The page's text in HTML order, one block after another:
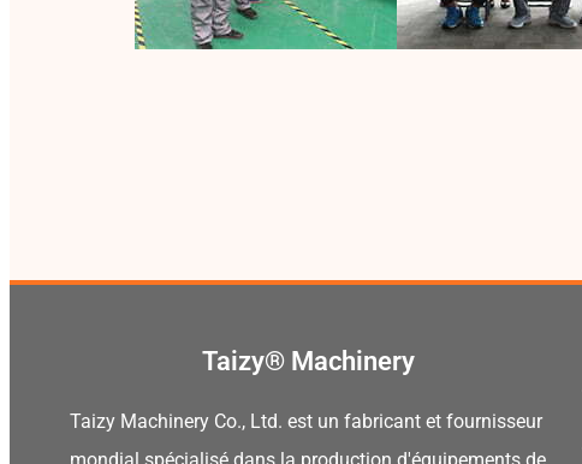
Taizy® Machinery
Taizy Machinery Co., Ltd. est un fabricant et fournisseur